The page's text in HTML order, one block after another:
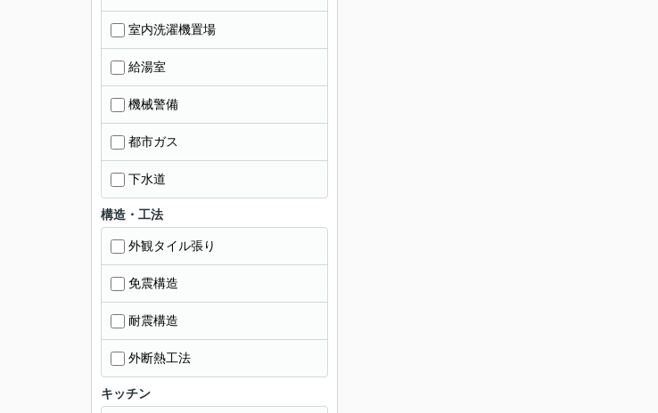
室内洗濯機置場
給湯室
機械警備
都市ガス
下水道
構造・工法
外観タイル張り
免震構造
耐震構造
外断熱工法
キッチン